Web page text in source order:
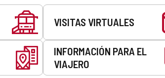
VISITAS VIRTUALES
INFORMACIÓN PARA EL
VIAJERO